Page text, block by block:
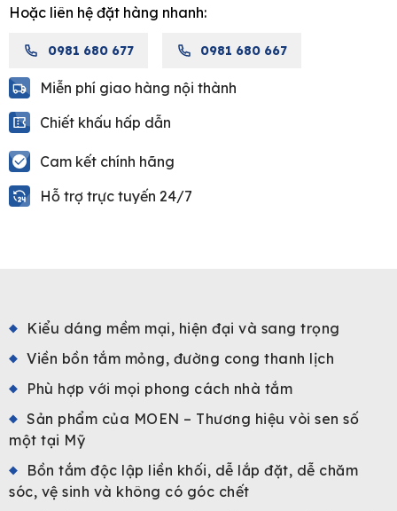
SWT091Q
Hoặc liên hệ đặt hàng nhanh:
0981 680 677 0981 680 667
Miễn phí giao hàng nội thành
Chiết khấu hấp dẫn
Cam kết chính hãng
Hỗ trợ trực tuyến 24/7
Kiểu dáng mềm mại, hiện đại và sang trọng
Viền bồn tắm mỏng, đường cong thanh lịch
Phù hợp với mọi phong cách nhà tắm
Sản phẩm của MOEN – Thương hiệu vòi sen số
một tại Mỹ
Bồn tắm độc lập liền khối, dễ lắp đặt, dễ chăm
sóc, vệ sinh và không có góc chết